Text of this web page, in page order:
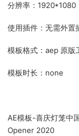
分辨率：1920*1080
使用插件：无需外置
模板格式：aep 原版
模板时长：none
AE模板-喜庆灯笼中
Opener 2020